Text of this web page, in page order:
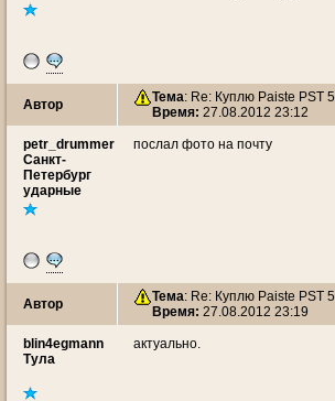
Автор Тема: Re: Куплю Paiste PST 5
Время: 27.08.2012 23:12
petr_drummer
Санкт-
Петербург
ударные
послал фото на почту
Автор Тема: Re: Куплю Paiste PST 5
Время: 27.08.2012 23:19
blin4egmann
Тула
актуально.